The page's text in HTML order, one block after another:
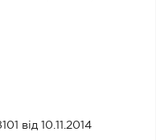
від 10.11.2014